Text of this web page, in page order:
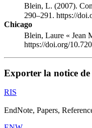
Blein, L. (2007).
290–291. https://
Chicago
Blein, Laure « Jean
https://doi.org/
Exporter la notice de
RIS
EndNote, Papers,